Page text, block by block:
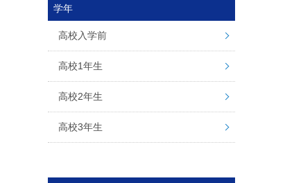
学年
高校入学前
高校1年生
高校2年生
高校3年生